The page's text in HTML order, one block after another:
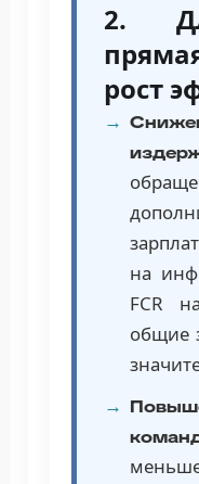
2.
рост
на
FCR
общие